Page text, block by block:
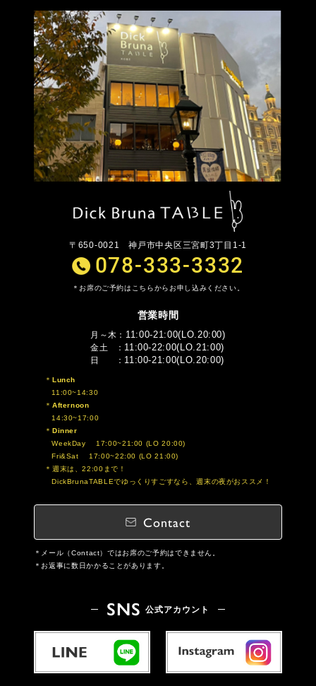
〒650-0021神戸市中央区三宮町3丁目1-1
078-333-3332
お席のご予約はこちらからお申し込みください。
営業時間
月～木 11:00-21:00(LO.20:00)
金土 11:00-22:00(LO.21:00)
日 11:00-21:00(LO.20:00)
Lunch
11:00~14:30
Afternoon
14:30~17:00
Dinner
WeekDay 17:00~21:00 (LO 20:00)
Fri&Sat 17:00~22:00 (LO 21:00)
週末は、22:00まで！
DickBrunaTABLEでゆっくりすごすなら、週末の夜がおススメ！
Contact
メール（Contact）ではお席のご予約はできません。
お返事に数日かかることがあります。
SNS 公式アカウント